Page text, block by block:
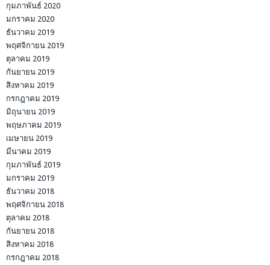
กุมภาพันธ์ 2020
มกราคม 2020
ธันวาคม 2019
พฤศจิกายน 2019
ตุลาคม 2019
กันยายน 2019
สิงหาคม 2019
กรกฎาคม 2019
มิถุนายน 2019
พฤษภาคม 2019
เมษายน 2019
มีนาคม 2019
กุมภาพันธ์ 2019
มกราคม 2019
ธันวาคม 2018
พฤศจิกายน 2018
ตุลาคม 2018
กันยายน 2018
สิงหาคม 2018
กรกฎาคม 2018